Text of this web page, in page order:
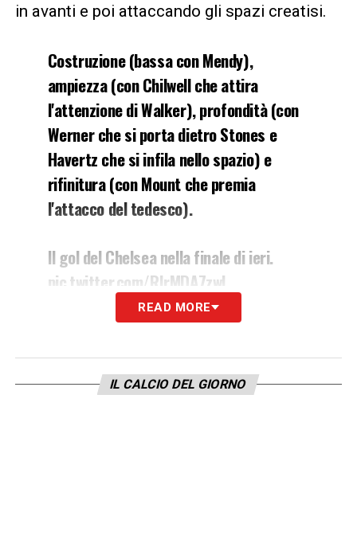
in avanti e poi attaccando gli spazi creatisi.
Costruzione (bassa con Mendy),
ampiezza (con Chilwell che attira
l'attenzione di Walker), profondità (con
Werner che si porta dietro Stones e
Havertz che si infila nello spazio) e
rifinitura (con Mount che premia
l'attacco del tedesco).
Il gol del Chelsea nella finale di ieri.
pic.twitter.com/RIrMDA7zwl
— Calcio Datato (@CalcioDatato)
30, 2021
READ MORE
IL CALCIO DEL GIORNO